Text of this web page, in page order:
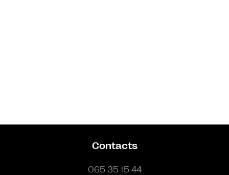
Contacts
065 35 15 44